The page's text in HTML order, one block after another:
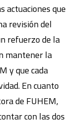
actuaciones que
revisión del
refuerzo de la
mantener la
y que cada
En cuanto
de FUHEM,
con las dos